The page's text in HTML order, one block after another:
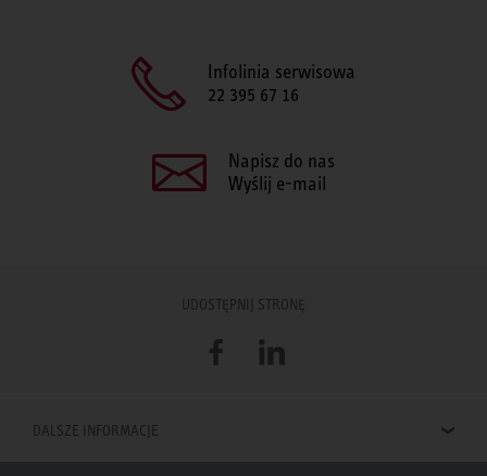
Infolinia serwisowa
22 395 67 16
Napisz do nas
Wyślij e-mail
UDOSTĘPNIJ STRONĘ
FacebookLinkedIn
DALSZE INFORMACJE